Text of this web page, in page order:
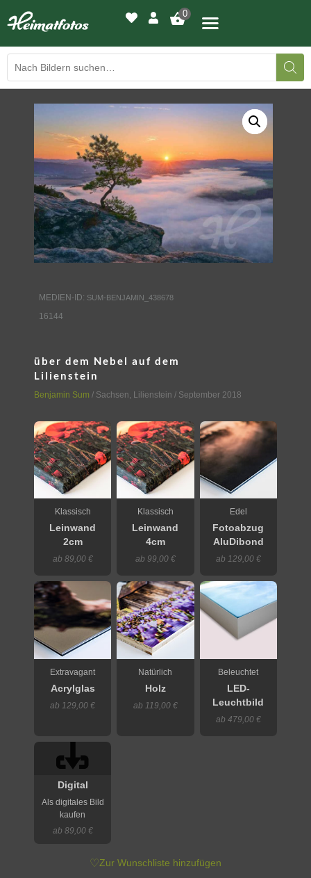
0
BILDERGALERIE
DRUCKQUALITÄTEN
LED-LEUCHTBILDER
WIR DRUCKEN IHR BILD
AUSSTELLUNGEN
KONTAKT
MEDIEN-ID: SUM-BENJAMIN_438678
16144
über dem Nebel auf dem
Lilienstein
Benjamin Sum / Sachsen, Lilienstein / September 2018
Klassisch
Leinwand
2cm
ab 89,00 €
Klassisch
Leinwand
4cm
ab 99,00 €
Edel
Fotoabzug
AluDibond
ab 129,00 €
Extravagant
Acrylglas
ab 129,00 €
Natürlich
Holz
ab 119,00 €
Beleuchtet
LED-
Leuchtbild
ab 479,00 €
Digital
Als digitales Bild
kaufen
ab 89,00 €
♡Zur Wunschliste hinzufügen